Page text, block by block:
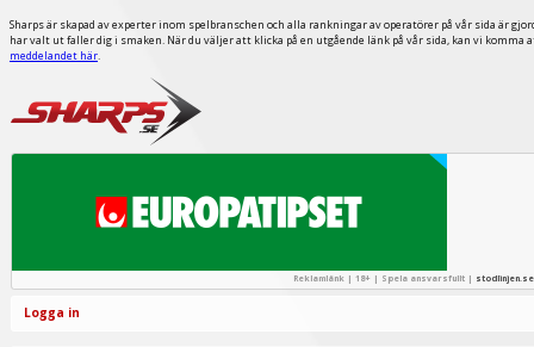
Sharps är skapad av experter inom spelbranschen och alla rankningar av operatörer på vår sida är
har valt ut faller dig i smaken. När du väljer att klicka på en utgående länk på vår sida, kan vi
meddelandet här.
Reklamlänk | 18+ | Spela ansvarsfullt | stodlinjen.se
Logga in